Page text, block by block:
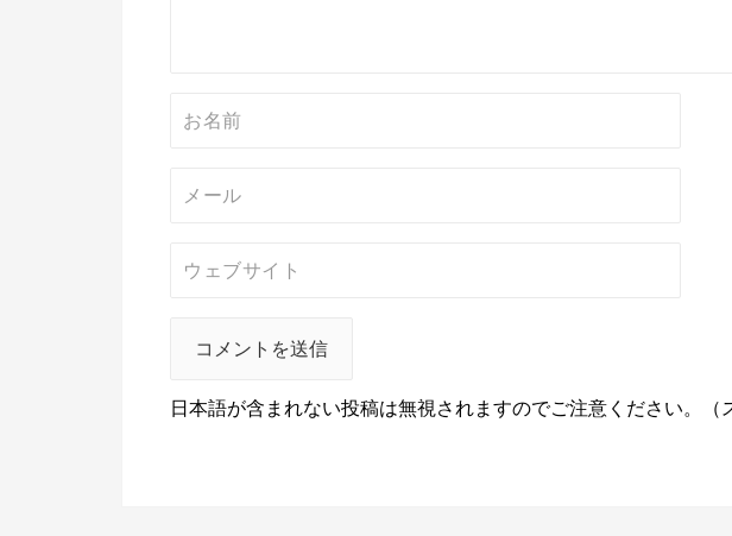
日本語が含まれない投稿は無視されますのでご注意ください。（